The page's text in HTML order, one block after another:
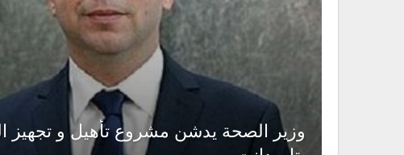
وزير الصحة يدشن مشروع تأهيل و تجهيز